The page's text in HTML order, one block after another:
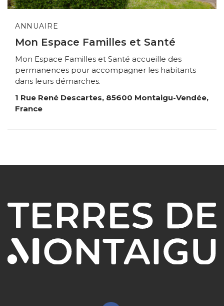
ANNUAIRE
Mon Espace Familles et Santé
Mon Espace Familles et Santé accueille des
permanences pour accompagner les habitants
dans leurs démarches.
1 Rue René Descartes, 85600 Montaigu-Vendée,
France